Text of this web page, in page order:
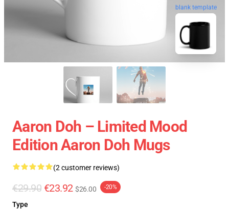
blank template
Aaron Doh – Limited Mood
Edition Aaron Doh Mugs
(2 customer reviews)
€29.90 €23.92 $26.00 -20%
Type